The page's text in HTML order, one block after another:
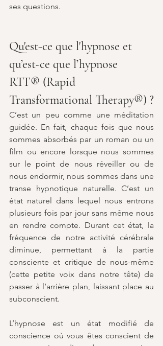
ses questions.
Qu'est-ce que l'hypnose et
qu’est-ce que l’hypnose
RTT® (Rapid
Transformational Therapy®) ?
C’est un peu comme une méditation
guidée. En fait, chaque fois que nous
sommes absorbés par un roman ou un
film ou encore lorsque nous sommes
sur le point de nous réveiller ou de
nous endormir, nous sommes dans une
transe hypnotique naturelle. C’est un
état naturel dans lequel nous entrons
plusieurs fois par jour sans même nous
en rendre compte. Durant cet état, la
fréquence de notre activité cérébrale
diminue, permettant à la partie
consciente et critique de nous-même
(cette petite voix dans notre tête) de
passer à l’arrière plan, laissant place au
subconscient.
L’hypnose est un état modifié de
conscience où vous êtes conscient de